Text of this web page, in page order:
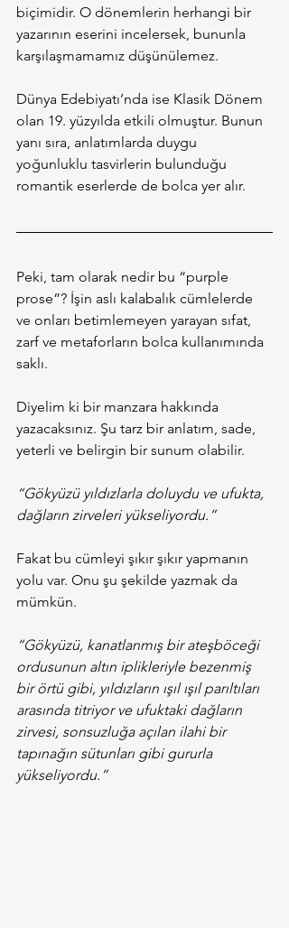
biçimidir. O dönemlerin herhangi bir
yazarının eserini incelersek, bununla
karşılaşmamamız düşünülemez.
Dünya Edebiyatı’nda ise Klasik Dönem
olan 19. yüzyılda etkili olmuştur. Bunun
yanı sıra, anlatımlarda duygu
yoğunluklu tasvirlerin bulunduğu
romantik eserlerde de bolca yer alır.
Peki, tam olarak nedir bu “purple
prose”? İşin aslı kalabalık cümlelerde
ve onları betimlemeyen yarayan sıfat,
zarf ve metaforların bolca kullanımında
saklı.
Diyelim ki bir manzara hakkında
yazacaksınız. Şu tarz bir anlatım, sade,
yeterli ve belirgin bir sunum olabilir.
“Gökyüzü yıldızlarla doluydu ve ufukta,
dağların zirveleri yükseliyordu.”
Fakat bu cümleyi şıkır şıkır yapmanın
yolu var. Onu şu şekilde yazmak da
mümkün.
“Gökyüzü, kanatlanmış bir ateşböceği
ordusunun altın iplikleriyle bezenmiş
bir örtü gibi, yıldızların ışıl ışıl parıltıları
arasında titriyor ve ufuktaki dağların
zirvesi, sonsuzluğa açılan ilahi bir
tapınağın sütunları gibi gururla
yükseliyordu.”